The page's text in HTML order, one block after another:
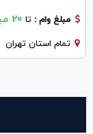
مبلغ وام : تا 20 میلیارد
تمام استان تهران